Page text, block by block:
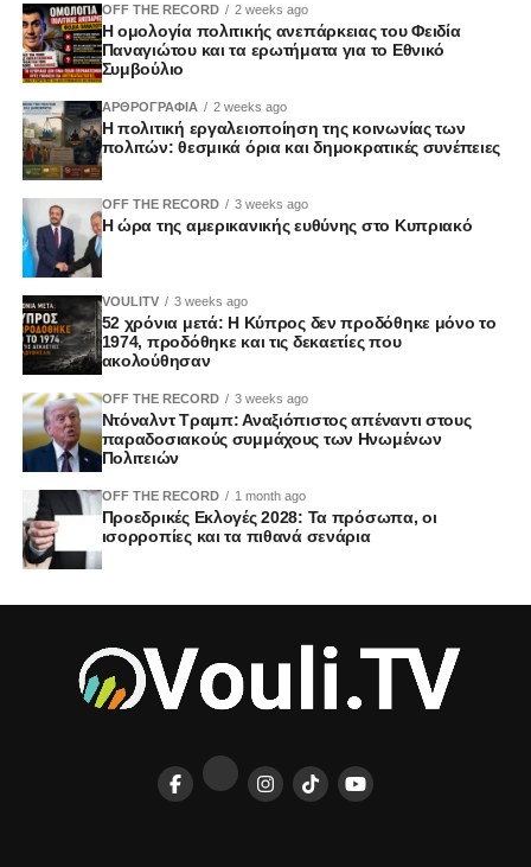
OFF THE RECORD 2 weeks ago
Η ομολογία πολιτικής ανεπάρκειας του Φειδία
Παναγιώτου και τα ερωτήματα για το Εθνικό
Συμβούλιο
ΑΡΘΡΟΓΡΑΦΙΑ 2 weeks ago
Η πολιτική εργαλειοποίηση της κοινωνίας των
πολιτών: θεσμικά όρια και δημοκρατικές συνέπειες
OFF THE RECORD 3 weeks ago
Η ώρα της αμερικανικής ευθύνης στο Κυπριακό
VOULITV 3 weeks ago
52 χρόνια μετά: Η Κύπρος δεν προδόθηκε μόνο το
1974, προδόθηκε και τις δεκαετίες που
ακολούθησαν
OFF THE RECORD 3 weeks ago
Ντόναλντ Τραμπ: Αναξιόπιστος απέναντι στους
παραδοσιακούς συμμάχους των Ηνωμένων
Πολιτειών
OFF THE RECORD 1 month ago
Προεδρικές Εκλογές 2028: Τα πρόσωπα, οι
ισορροπίες και τα πιθανά σενάρια